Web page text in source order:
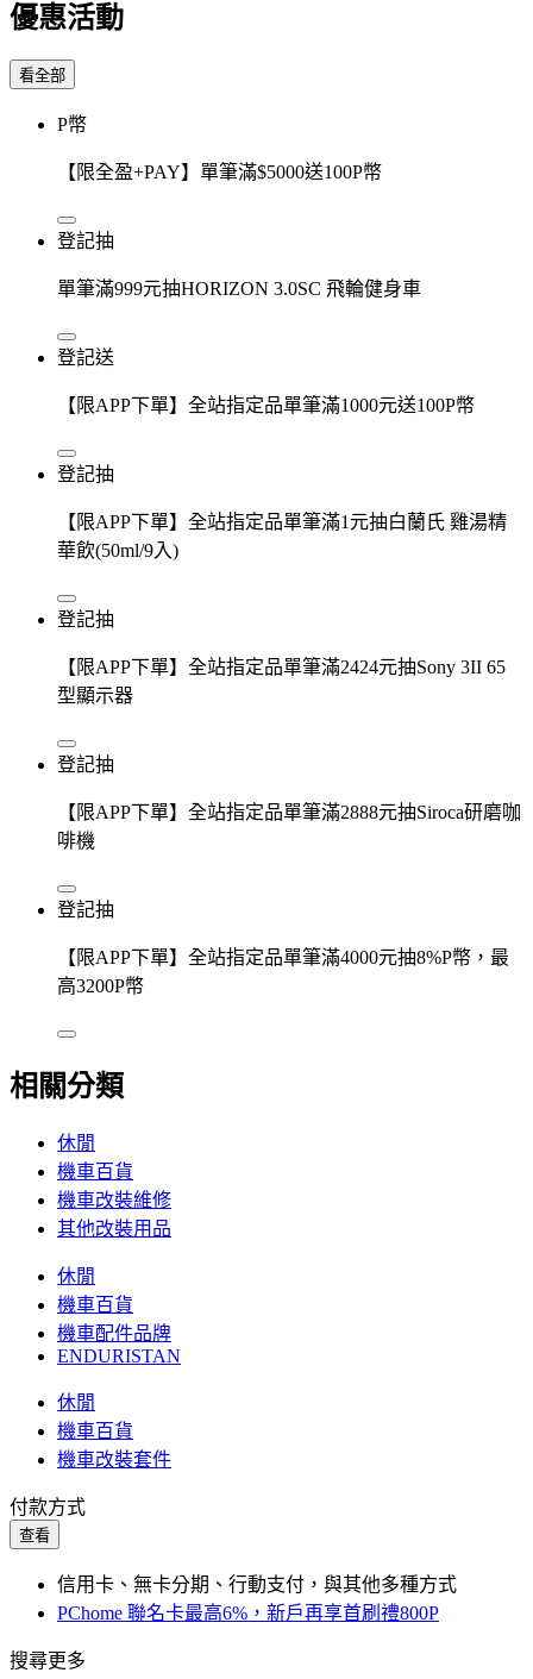
優惠活動
看全部
P幣
【限全盈+PAY】單筆滿$5000送100P幣
登記抽
單筆滿999元抽HORIZON 3.0SC 飛輪健身車
登記送
【限APP下單】全站指定品單筆滿1000元送100P幣
登記抽
【限APP下單】全站指定品單筆滿1元抽白蘭氏 雞湯精
華飲(50ml/9入)
登記抽
【限APP下單】全站指定品單筆滿2424元抽Sony 3II 65
型顯示器
登記抽
【限APP下單】全站指定品單筆滿2888元抽Siroca研磨咖
啡機
登記抽
【限APP下單】全站指定品單筆滿4000元抽8%P幣，最
高3200P幣
相關分類
休閒
機車百貨
機車改裝維修
其他改裝用品
休閒
機車百貨
機車配件品牌
ENDURISTAN
休閒
機車百貨
機車改裝套件
付款方式
查看
信用卡、無卡分期、行動支付，與其他多種方式
PChome 聯名卡最高6%，新戶再享首刷禮800P
搜尋更多